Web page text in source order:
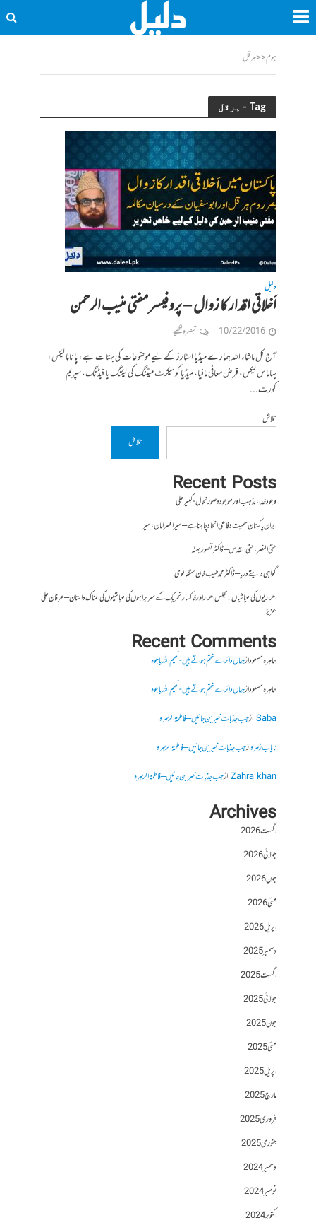
ہوم<<ہرقل
Tag - ہرقل
دلیل
اَخلاقی اقدار کا زوال – پروفیسر مفتی منیب الرحمن
10/22/2016 تبصرہ لکھیے
آج کل ماشاء اللہ ہمارے میڈیا اسٹارز کے لیے موضوعات کی بہتات ہے، پاناما لیکس،
بہاماس لیکس، قرض معافی مافیا، میڈیا کو سیکرٹ میٹنگ کی لیکنگ یا فیڈنگ، سپریم
کورٹ...
تلاش
تلاش
Recent Posts
وجودِ خدا، مذہب اور موجودہ صورتحال- کبیر علی
ایران پاکستان سمیت دفاعی اتحاد چاہتا ہے – میر افسر امان،میر
حتی النصر ، حتی القدس – ڈاکٹر تصور بھٹہ
گواہی دیتے دریا – ڈاکٹر محمد طیب خان سنگھانوی
احراریوں کی عیاشیاں : مجلس احرار اور خاکسار تحریک کے سربراہوں کی عیاشیوں کی المناک داستان – عرفان علی
عزیز
Recent Comments
طاہرہ مسعودازجہاں دائرے ختم ہوتے ہیں- نعیم اللہ باجوہ
طاہرہ مسعودازجہاں دائرے ختم ہوتے ہیں- نعیم اللہ باجوہ
Sabaازجب جذبات خبر بن جائیں – فاطمۃالزہرہ
نایاب زہرہازجب جذبات خبر بن جائیں – فاطمۃالزہرہ
Zahra khanازجب جذبات خبر بن جائیں – فاطمۃالزہرہ
Archives
اگست 2026
جولائی 2026
جون 2026
مئی 2026
اپریل 2026
دسمبر 2025
اگست 2025
جولائی 2025
جون 2025
مئی 2025
اپریل 2025
مارچ 2025
فروری 2025
جنوری 2025
دسمبر 2024
نومبر 2024
اکتوبر 2024